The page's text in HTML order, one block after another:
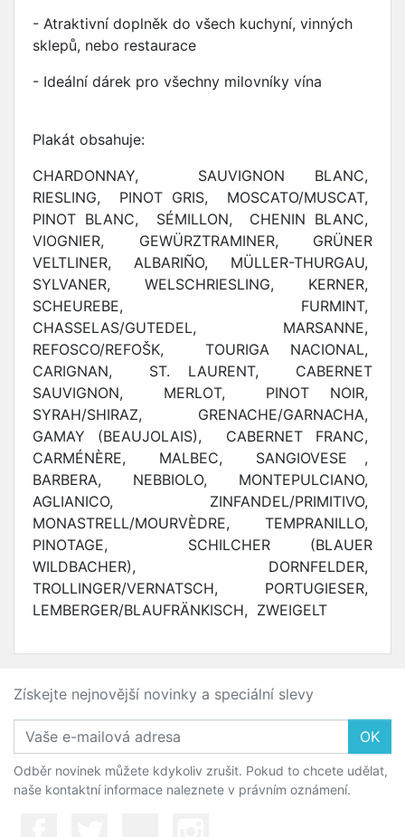
- Atraktivní doplněk do všech kuchyní, vinných
sklepů, nebo restaurace
- Ideální dárek pro všechny milovníky vína
Plakát obsahuje:
CHARDONNAY, SAUVIGNON BLANC,
RIESLING, PINOT GRIS, MOSCATO/MUSCAT,
PINOT BLANC, SÉMILLON, CHENIN BLANC,
VIOGNIER, GEWÜRZTRAMINER, GRÜNER
VELTLINER, ALBARIÑO, MÜLLER-THURGAU,
SYLVANER, WELSCHRIESLING, KERNER,
SCHEUREBE, FURMINT,
CHASSELAS/GUTEDEL, MARSANNE,
REFOSCO/REFOŠK, TOURIGA NACIONAL,
CARIGNAN, ST. LAURENT, CABERNET
SAUVIGNON, MERLOT, PINOT NOIR,
SYRAH/SHIRAZ, GRENACHE/GARNACHA,
GAMAY (BEAUJOLAIS), CABERNET FRANC,
CARMÉNÈRE, MALBEC, SANGIOVESE ,
BARBERA, NEBBIOLO, MONTEPULCIANO,
AGLIANICO, ZINFANDEL/PRIMITIVO,
MONASTRELL/MOURVÈDRE, TEMPRANILLO,
PINOTAGE, SCHILCHER (BLAUER
WILDBACHER), DORNFELDER,
TROLLINGER/VERNATSCH, PORTUGIESER,
LEMBERGER/BLAUFRÄNKISCH, ZWEIGELT
Získejte nejnovější novinky a speciální slevy
OK
Odběr novinek můžete kdykoliv zrušit. Pokud to chcete udělat,
naše kontaktní informace naleznete v právním oznámení.